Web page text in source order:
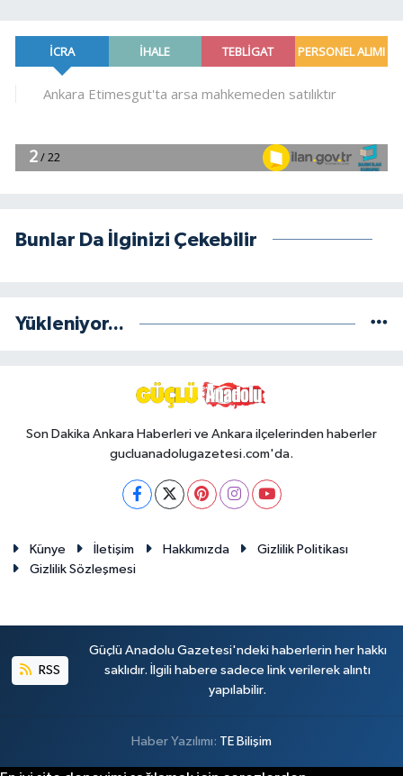
Bunlar Da İlginizi Çekebilir
Yükleniyor...
Son Dakika Ankara Haberleri ve Ankara ilçelerinden haberler
gucluanadolugazetesi.com'da.
Künye İletişim Hakkımızda
Gizlilik Politikası
Gizlilik Sözleşmesi
RSS
Güçlü Anadolu Gazetesi'ndeki haberlerin her hakkı
saklıdır. İlgili habere sadece link verilerek alıntı
yapılabilir.
Haber Yazılımı: TE Bilişim